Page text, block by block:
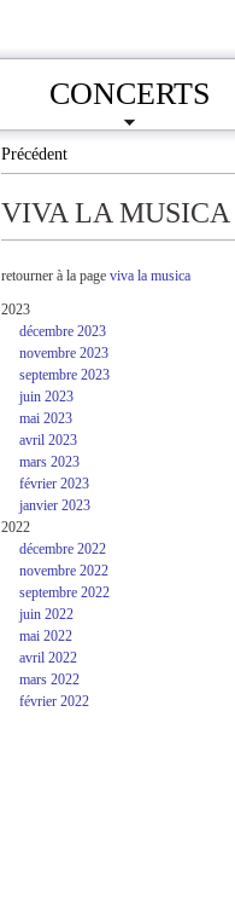
CONCERTS
Précédent
VIVA LA MUSICA
retourner à la page viva la musica
2023
décembre 2023
novembre 2023
septembre 2023
juin 2023
mai 2023
avril 2023
mars 2023
février 2023
janvier 2023
2022
décembre 2022
novembre 2022
septembre 2022
juin 2022
mai 2022
avril 2022
mars 2022
février 2022